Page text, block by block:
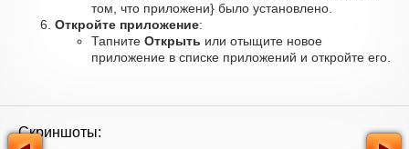
том, что приложени} было установлено.
Откройте приложение:
Тапните Открыть или отыщите новое
приложение в списке приложений и откройте его.
Скриншоты: